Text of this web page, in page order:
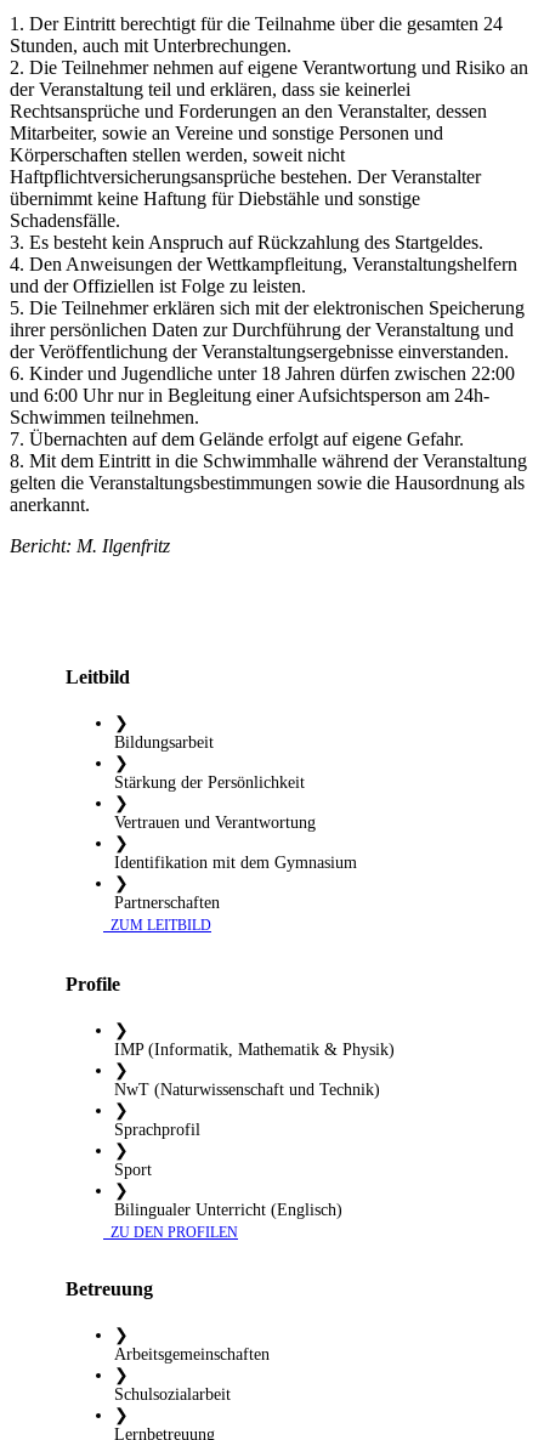
1. Der Eintritt berechtigt für die Teilnahme über die gesamten 24
Stunden, auch mit Unterbrechungen.
2. Die Teilnehmer nehmen auf eigene Verantwortung und Risiko an
der Veranstaltung teil und erklären, dass sie keinerlei
Rechtsansprüche und Forderungen an den Veranstalter, dessen
Mitarbeiter, sowie an Vereine und sonstige Personen und
Körperschaften stellen werden, soweit nicht
Haftpflichtversicherungsansprüche bestehen. Der Veranstalter
übernimmt keine Haftung für Diebstähle und sonstige
Schadensfälle.
3. Es besteht kein Anspruch auf Rückzahlung des Startgeldes.
4. Den Anweisungen der Wettkampfleitung, Veranstaltungshelfern
und der Offiziellen ist Folge zu leisten.
5. Die Teilnehmer erklären sich mit der elektronischen Speicherung
ihrer persönlichen Daten zur Durchführung der Veranstaltung und
der Veröffentlichung der Veranstaltungsergebnisse einverstanden.
6. Kinder und Jugendliche unter 18 Jahren dürfen zwischen 22:00
und 6:00 Uhr nur in Begleitung einer Aufsichtsperson am 24h-
Schwimmen teilnehmen.
7. Übernachten auf dem Gelände erfolgt auf eigene Gefahr.
8. Mit dem Eintritt in die Schwimmhalle während der Veranstaltung
gelten die Veranstaltungsbestimmungen sowie die Hausordnung als
anerkannt.
Bericht: M. Ilgenfritz
Leitbild
❯
Bildungsarbeit
❯
Stärkung der Persönlichkeit
❯
Vertrauen und Verantwortung
❯
Identifikation mit dem Gymnasium
❯
Partnerschaften
​ ZUM LEITBILD
Profile
❯
IMP (Informatik, Mathematik & Physik)
❯
NwT (Naturwissenschaft und Technik)
❯
Sprachprofil
❯
Sport
❯
Bilingualer Unterricht (Englisch)
​ ZU DEN PROFILEN
Betreuung
❯
Arbeitsgemeinschaften
❯
Schulsozialarbeit
❯
Lernbetreuung